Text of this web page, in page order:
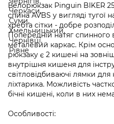
Велорюкзак Pinguin BIKER
спина AVBS у вигляді тугої
хребта сітки - добре
Попередній натяг спинного
металевий каркас. Крім
рюкзаку є 2 кишені на
внутрішня кишеня для
світловідбиваючі лямки
ліхтарика. Можливість
бічні кишені, коли в них
Особливості: